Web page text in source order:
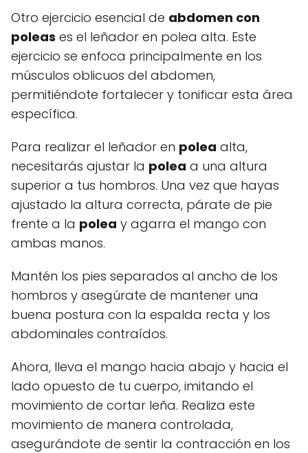
Otro ejercicio esencial de abdomen con
poleas es el leñador en polea alta. Este
ejercicio se enfoca principalmente en los
músculos oblicuos del abdomen,
permitiéndote fortalecer y tonificar esta área
específica.
Para realizar el leñador en polea alta,
necesitarás ajustar la polea a una altura
superior a tus hombros. Una vez que hayas
ajustado la altura correcta, párate de pie
frente a la polea y agarra el mango con
ambas manos.
Mantén los pies separados al ancho de los
hombros y asegúrate de mantener una
buena postura con la espalda recta y los
abdominales contraídos.
Ahora, lleva el mango hacia abajo y hacia el
lado opuesto de tu cuerpo, imitando el
movimiento de cortar leña. Realiza este
movimiento de manera controlada,
asegurándote de sentir la contracción en los